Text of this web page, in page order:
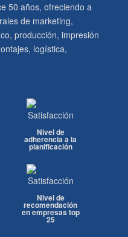
50 años, ofreciendo a
de marketing,
producción, impresión
logística,
Nivel de
adherencia a la
planificación
Nivel de
recomendación
en empresas top
25